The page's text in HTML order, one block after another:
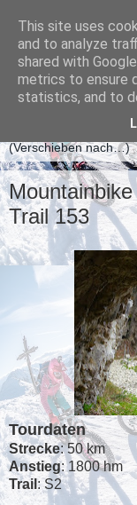
Trail 153
Tourdaten
Strecke: 50 km
Anstieg: 1800 hm
Trail : S2
This site uses
and to analyze
shared with
metrics to ensure
statistics, and to